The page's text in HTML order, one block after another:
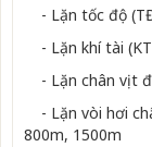
- Lặn tốc độ
- Lặn khí tài
- Lặn chân vịt
- Lặn vòi hơi
800m, 1500m